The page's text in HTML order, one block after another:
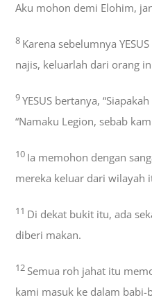
Aku mohon demi Elohim,
8 Karena sebelumnya
najis, keluarlah dari orang
9YESUS bertanya,
“Namaku Legion, sebab
10 Ia memohon dengan
mereka keluar dari wilayah
11 Di dekat bukit itu, ada
diberi makan.
12 Semua roh jahat itu
kami masuk ke dalam babi-